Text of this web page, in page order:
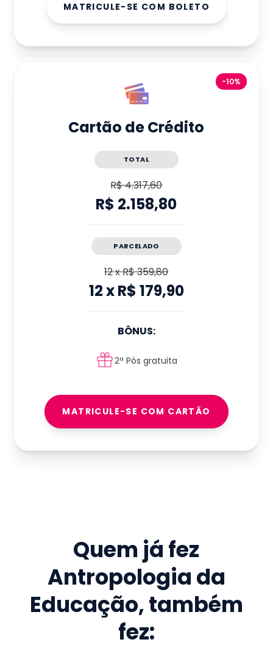
MATRICULE-SE COM BOLETO
-10%
Cartão de Crédito
TOTAL
R$ 4.317,60
R$ 2.158,80
PARCELADO
12xR$ 359,80
12xR$ 179,90
BÔNUS:
2ª Pós gratuita
MATRICULE-SE COM CARTÃO
Quem já fez
Antropologia da
Educação, também
fez: